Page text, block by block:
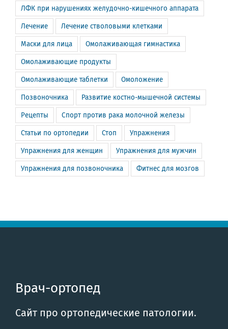
ЛФК при нарушениях желудочно-кишечного аппарата
Лечение Лечение стволовыми клетками
Маски для лица Омолаживающая гимнастика
Омолаживающие продукты
Омолаживающие таблетки Омоложение
Позвоночника Развитие костно-мышечной системы
Рецепты Спорт против рака молочной железы
Статьи по ортопедии Стоп Упражнения
Упражнения для женщин Упражнения для мужчин
Упражнения для позвоночника Фитнес для мозгов
Врач-ортопед
Сайт про ортопедические патологии.